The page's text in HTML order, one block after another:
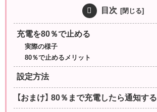
目次
充電を80％で止める
実際の様子
80％で止めるメリット
設定方法
【おまけ】 80％まで充電したら通知する